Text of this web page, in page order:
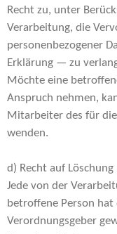
Recht zu, unter
Verarbeitung, die
personenbezogener
Erklärung — zu
Möchte eine
Anspruch nehmen,
Mitarbeiter des für
wenden.
d) Recht auf
Jede von der
betroffene Person hat
Verordnungsgeber